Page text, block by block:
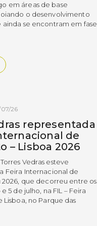
em áreas de base
o desenvolvimento
se encontram em fase
26
representada
de
– Lisboa 2026
Vedras esteve
Feira Internacional de
2026, que decorreu entre os
5 de julho, na FIL – Feira
Lisboa, no Parque das